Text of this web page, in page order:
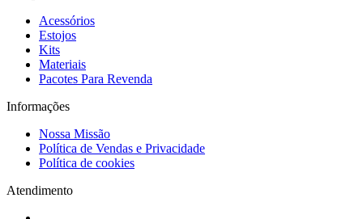
Acessórios
Estojos
Kits
Materiais
Pacotes Para Revenda
Informações
Nossa Missão
Política de Vendas e Privacidade
Política de cookies
Atendimento